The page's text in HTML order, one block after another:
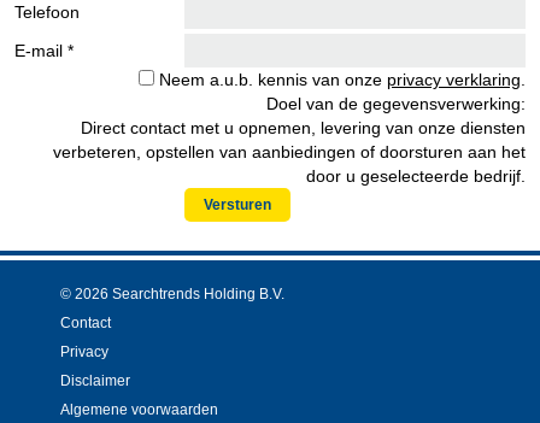
Telefoon
E-mail *
Neem a.u.b. kennis van onze privacy verklaring
Doel van de gegevensverwerking:
Direct contact met u opnemen, levering van onze diensten
verbeteren, opstellen van aanbiedingen of doorsturen aan het
door u geselecteerde bedrijf.
Versturen
© 2026 Searchtrends Holding B.V.
Contact
Privacy
Disclaimer
Algemene voorwaarden